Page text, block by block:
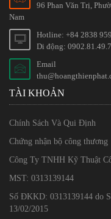
96 Phan Văn Trị,
Nam
Hotline: +84 2838
Di động:
Email
TÀI KHOẢN
Chính Sách Và Qui Định
Chứng nhận bộ công thương
Công Ty TNHH Kỹ Thuật
MST: 0313139144
Số ĐKKD: 0313139144 do
13/02/2015